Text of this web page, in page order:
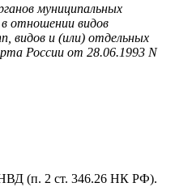
муниципальных
в отношении видов
видов и (или) отдельных
России от 28.06.1993 N
(п. 2 ст. 346.26 НК РФ).